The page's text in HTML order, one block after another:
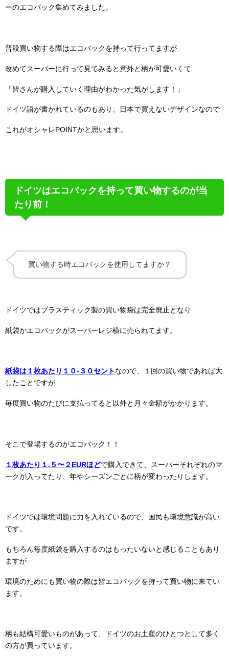
ーのエコバック集めてみました。
普段買い物する際はエコバックを持って行ってますが
改めてスーパーに行って見てみると意外と柄が可愛いくて
「皆さんが購入していく理由がわかった気がします！」
ドイツ語が書かれているのもあり、日本で買えないデザインなので
これがオシャレPOINTかと思います。
ドイツはエコバックを持って買い物するのが当
たり前！
買い物する時エコバックを使用してますか？
ドイツではプラスティック製の買い物袋は完全廃止となり
紙袋かエコバックがスーパーレジ横に売られてます。
紙袋は１枚あたり１０-３０セント なので、１回の買い物であれば大
したことですが
毎度買い物のたびに支払ってると以外と月々金額がかかります。
そこで登場するのがエコバック！！
１枚あたり１.５〜２EURほどで購入できて、スーパーそれぞれのマ
ークが入ってたり、年やシーズンごとに柄が変わったりします。
ドイツでは環境問題に力を入れているので、国民も環境意識が高い
です。
もちろん毎度紙袋を購入するのはもったいないと感じることもあり
ますが
環境のためにも買い物の際は皆エコバックを持って買い物に来てい
ます。
柄も結構可愛いものがあって、ドイツのお土産のひとつとして多く
の方が買っています。